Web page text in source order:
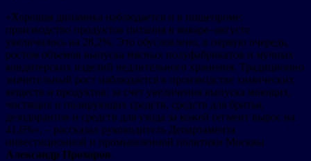
«Хорошая динамика наблюдается и в пищепроме:
производство продуктов питания в январе–августе
увеличилось на 28,2%. Это обусловлено, в первую очередь,
ростом объемов выпуска мясных полуфабрикатов и мучных
кондитерских изделий недлительного хранения. Традиционно
значительный рост наблюдается в производстве химических
веществ и продуктов: за счет увеличения выпуска моющих,
чистящих и полирующих средств, средств для бритья,
дезодорантов и средств для ухода за кожей сегмент вырос на
41,6%», – рассказал руководитель Департамента
инвестиционной и промышленной политики Москвы
Александр Прохоров.